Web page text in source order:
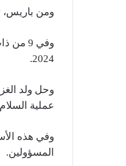
ومن باريس،
وفي 9
2024.
وحل ولد
عملية
وفي هذه
المسؤولين.